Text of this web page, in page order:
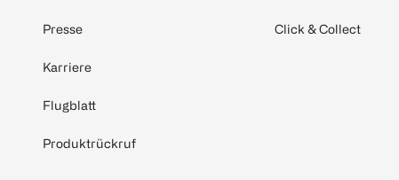
Presse
Karriere
Flugblatt
Produktrückruf
Click & Collect